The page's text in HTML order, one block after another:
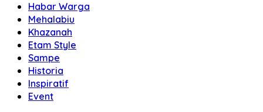
Habar Warga
Mehalabiu
Khazanah
Etam Style
Sampe
Historia
Inspiratif
Event